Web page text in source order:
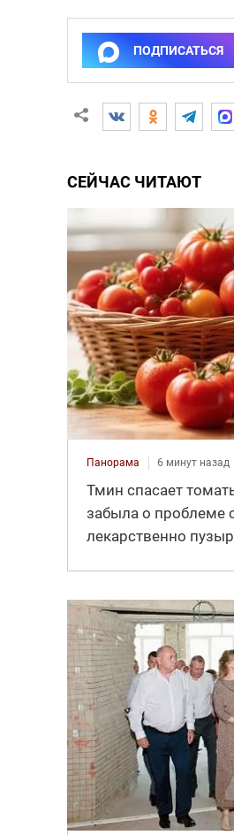
ПОДПИСАТЬСЯ
СЕЙЧАС ЧИТАЮТ
Панорама 6 минут назад
Тмин спасает
забыла о проблеме
лекарственно